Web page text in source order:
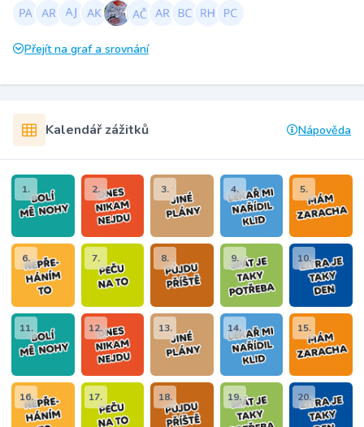
Přejít na graf a srovnání
Kalendář zážitků Nápověda
1. 2. 3. 4. 5.
6. 7. 8. 9. 10.
11. 12. 13. 14. 15.
16. 17. 18. 19. 20.